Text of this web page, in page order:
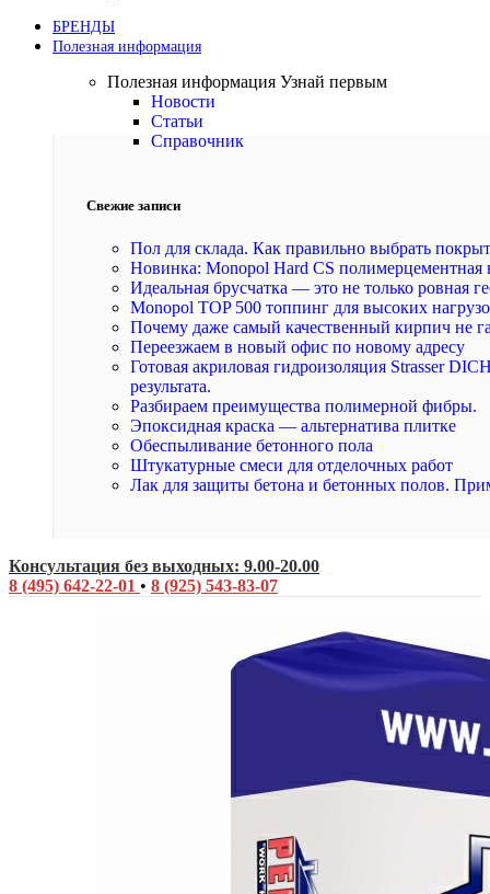
БРЕНДЫ
Полезная информация
Полезная информация Узнай первым
Новости
Статьи
Справочник
Свежие записи
Пол для склада. Как правильно выбрать
Новинка: Monopol Hard CS полимерцементная
Идеальная брусчатка — это не только ровная
Monopol TOP 500 топпинг для высоких
Почему даже самый качественный кирпич не
Переезжаем в новый офис по новому адресу
Готовая акриловая гидроизоляция Strasser
результата.
Разбираем преимущества полимерной фибры.
Эпоксидная краска — альтернатива плитке
Обеспыливание бетонного пола
Штукатурные смеси для отделочных работ
Лак для защиты бетона и бетонных полов.
Консультация без выходных: 9.00-20.00
8 (495) 642-22-01 • 8 (925) 543-83-07